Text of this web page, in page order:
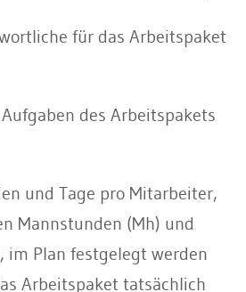
für das Arbeitspaket
des Arbeitspakets
und Tage pro Mitarbeiter,
Mannstunden (Mh) und
im Plan festgelegt werden
Arbeitspaket tatsächlich